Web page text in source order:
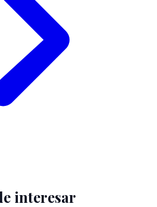
interesar